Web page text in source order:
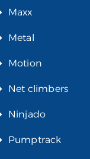
Maxx
Metal
Motion
Net climbers
Ninjado
Pumptrack